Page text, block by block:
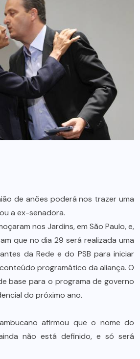
de anões poderá nos trazer uma
a ex-senadora.
nos Jardins, em São Paulo, e,
que no dia 29 será realizada uma
da Rede e do PSB para iniciar
programático da aliança. O
base para o programa de governo
do próximo ano.
afirmou que o nome do
não está definido, e só será